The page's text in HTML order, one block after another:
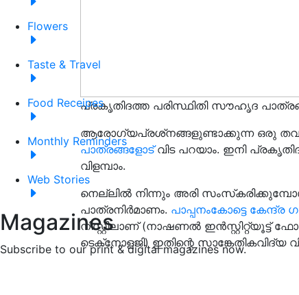
Flowers
Taste & Travel
Food Receipes
Monthly Reminders
Web Stories
Magazines
Subscribe to our print & digital magazines now.
പ്രകൃതിദത്ത പരിസ്ഥിതി സൗഹൃദ
ആരോഗ്യപ്രശ്‌നങ്ങളുണ്ടാക്കുന്ന ഒരു
പാത്രങ്ങളോട്വിട പറയാം. ഇനി
വിളമ്പാം.
നെല്ലിൽ നിന്നും അരി
പാത്രനിർമാണം. പാപ്പനംകോട്ടെ
നിസ്റ്റിലാണ് (നാഷണൽ
ടെക്‌നോളജി) ഇതിന്റെ സാങ്കേതികവിദ്യ